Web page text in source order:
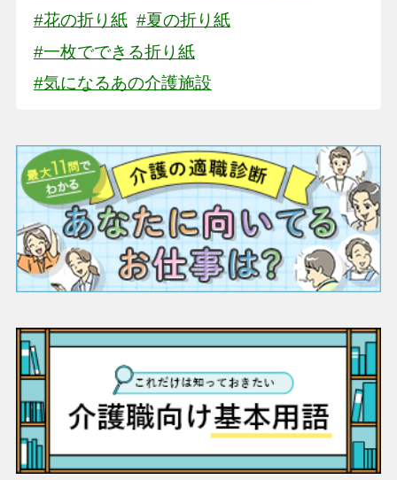
#花の折り紙 #夏の折り紙
#一枚でできる折り紙
#気になるあの介護施設